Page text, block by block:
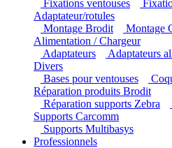
Fixations ventouses
Adaptateur/rotules
Montage Brodit
Montage
Alimentation / Chargeur
Adaptateurs
Adaptateurs
Divers
Bases pour ventouses
Réparation produits Brodit
Réparation supports Zebra
Supports Carcomm
Supports Multibasys
Professionnels